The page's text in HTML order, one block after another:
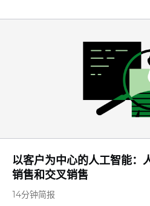
以客户为中心的人工智能：
销售和交叉销售
14分钟简报